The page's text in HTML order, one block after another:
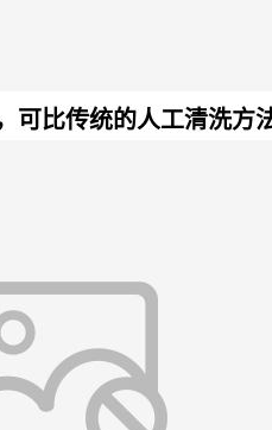
可比传统的人工清洗方